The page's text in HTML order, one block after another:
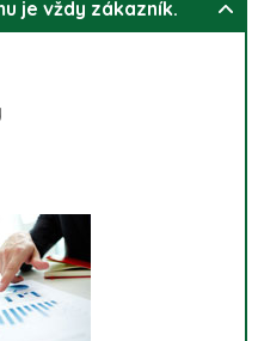
je vždy zákazník.